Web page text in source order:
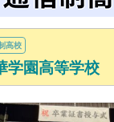
高校
学園高等学校